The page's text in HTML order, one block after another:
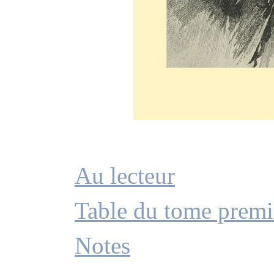
Au lecteur
Table du tome
Notes